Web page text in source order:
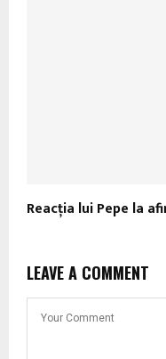
Reacţia lui Pepe la
LEAVE A COMMENT